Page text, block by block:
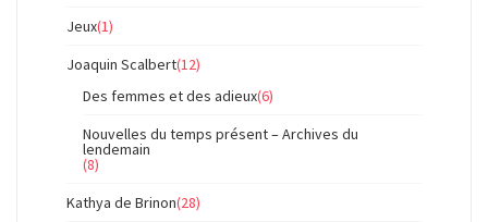
Jeux(1)
Joaquin Scalbert(12)
Des femmes et des adieux(6)
Nouvelles du temps présent – Archives du
lendemain
(8)
Kathya de Brinon(28)